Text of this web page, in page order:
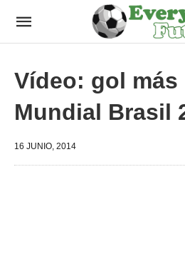
Vídeo: gol
Mundial Brasil
16 JUNIO, 2014